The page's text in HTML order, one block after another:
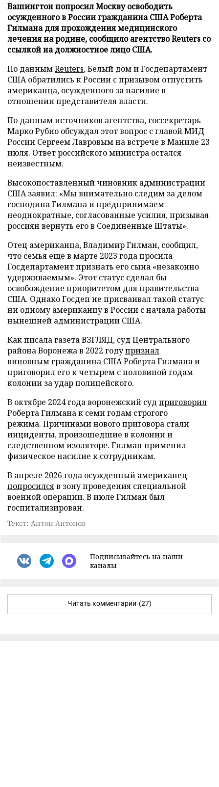
Вашингтон попросил Москву освободить
осужденного в России гражданина США Роберта
Гилмана для прохождения медицинского
лечения на родине, сообщило агентство Reuters со
ссылкой на должностное лицо США.
По даннымReuters, Белый дом и Госдепартамент
США обратились к России с призывом отпустить
американца, осужденного за насилие в
отношении представителя власти.
По данным источников агентства, госсекретарь
Марко Рубио обсуждал этот вопрос с главой МИД
России Сергеем Лавровым на встрече в Маниле 23
июля. Ответ российского министра остался
неизвестным.
Высокопоставленный чиновник администрации
США заявил: «Мы внимательно следим за делом
господина Гилмана и предпринимаем
неоднократные, согласованные усилия, призывая
россиян вернуть его в Соединенные Штаты».
Отец американца, Владимир Гилман, сообщил,
что семья еще в марте 2023 года просила
Госдепартамент признать его сына «незаконно
удерживаемым». Этот статус сделал бы
освобождение приоритетом для правительства
США. Однако Госдеп не присваивал такой статус
ни одному американцу в России с начала работы
нынешней администрации США.
Как писала газета ВЗГЛЯД, суд Центрального
района Воронежа в 2022 годупризнал
виновнымгражданина США Роберта Гилмана и
приговорил его к четырем с половиной годам
колонии за удар полицейского.
В октябре 2024 года воронежский суд приговорил
Роберта Гилмана к семи годам строгого
режима. Причинами нового приговора стали
инциденты, произошедшие в колонии и
следственном изоляторе. Гилман применил
физическое насилие к сотрудникам.
В апреле 2026 года осужденный американец
попросилсяв зону проведения специальной
военной операции. В июле Гилман был
госпитализирован.
Текст: Антон Антонов
Подписывайтесь на наши
каналы
Читать комментарии (27)